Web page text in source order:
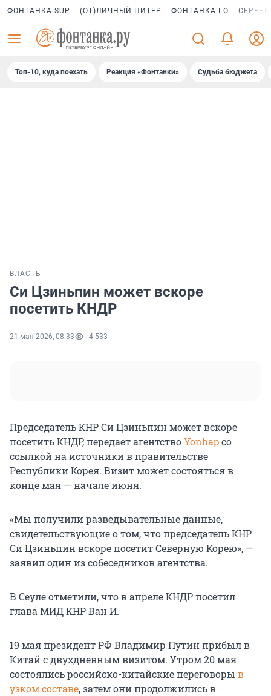
ФОНТАНКА SUP (ОТ)ЛИЧНЫЙ ПИТЕР ФОНТАНКА ГО
Топ-10, куда поехать Реакция «Фонтанки» Судьба бюджета
ВЛАСТЬ
Си Цзиньпин может вскоре
посетить КНДР
21 мая 2026, 08:33 4 533
Председатель КНР Си Цзиньпин может вскоре
посетить КНДР, передает агентствоYonhapсо
ссылкой на источники в правительстве
Республики Корея. Визит может состояться в
конце мая — начале июня.
«Мы получили разведывательные данные,
свидетельствующие о том, что председатель КНР
Си Цзиньпин вскоре посетит Северную Корею», —
заявил один из собеседников агентства.
В Сеуле отметили, что в апреле КНДР посетил
глава МИД КНР Ван И.
19 мая президент РФ Владимир Путин прибыл в
Китай с двухдневным визитом. Утром20 мая
состоялись российско-китайские переговоры в
узком составе, затем они продолжились в